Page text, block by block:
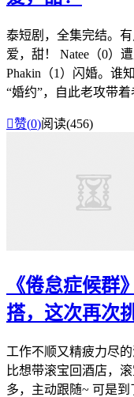
泰短剧，全集完结。
爱，甜！ Natee（0）
Phakin（1）闪婚。谁
“婚约”，自此老攻带
赞(0)阅读(456)
《倦怠症候群
搭，这次再次
工作不顺又精疲力尽
比想带滚宝回酒店，
多，主动跟随~ 可是